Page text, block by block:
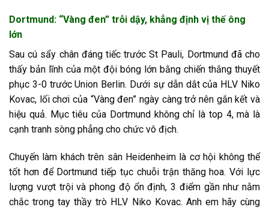
Dortmund: “Vàng đen” trỗi dậy, khẳng định vị thế ông
lớn
Sau cú sẩy chân đáng tiếc trước St Pauli, Dortmund đã cho
thấy bản lĩnh của một đội bóng lớn bằng chiến thắng thuyết
phục 3-0 trước Union Berlin. Dưới sự dẫn dắt của HLV Niko
Kovac, lối chơi của “Vàng đen” ngày càng trở nên gắn kết và
hiệu quả. Mục tiêu của Dortmund không chỉ là top 4, mà là
cạnh tranh sòng phẳng cho chức vô địch.
Chuyến làm khách trên sân Heidenheim là cơ hội không thể
tốt hơn để Dortmund tiếp tục chuỗi trận thăng hoa. Với lực
lượng vượt trội và phong độ ổn định, 3 điểm gần như nằm
chắc trong tay thầy trò HLV Niko Kovac. Anh em hãy cùng